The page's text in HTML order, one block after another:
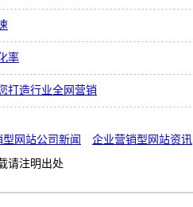
率
打造行业全网营销
型网站公司新闻
企业营销型网站资讯
请注明出处